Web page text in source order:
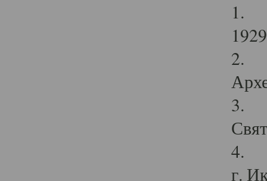
1.
2.
3.
4.
г.